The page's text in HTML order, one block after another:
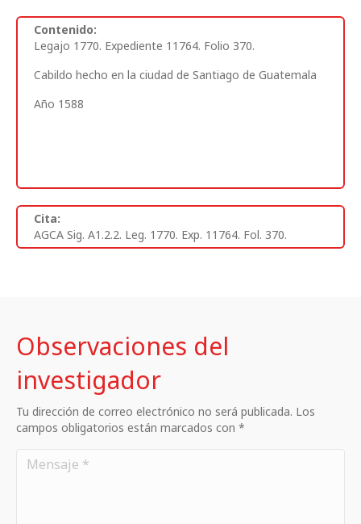
Contenido:
Legajo 1770. Expediente 11764. Folio 370.
Cabildo hecho en la ciudad de Santiago de Guatemala
Año 1588
Cita:
AGCA Sig. A1.2.2. Leg. 1770. Exp. 11764. Fol. 370.
Observaciones del
investigador
Tu dirección de correo electrónico no será publicada. Los
campos obligatorios están marcados con *